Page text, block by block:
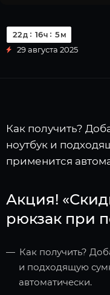
22д 16ч 5м
29 августа 2025
Как получить?
ноутбук и
применится
Акция!
рюкзак при
Как получить?
и подходящую
автоматически.